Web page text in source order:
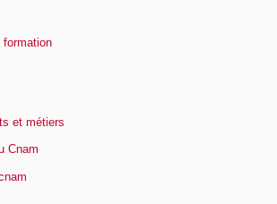
formation
et métiers
Cnam